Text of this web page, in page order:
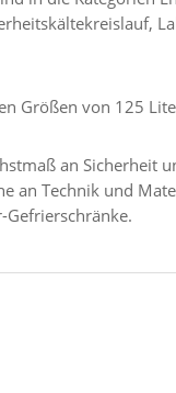
Größen von 125
an Sicherheit
an Technik und
Gefrierschränke.